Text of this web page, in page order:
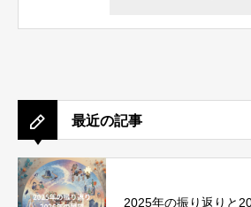
最近の記事
2025年の振り返りと